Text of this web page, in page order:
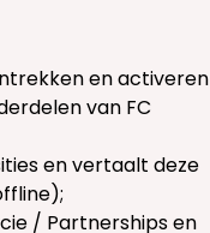
en activeren
van FC
en vertaalt deze
/ Partnerships en